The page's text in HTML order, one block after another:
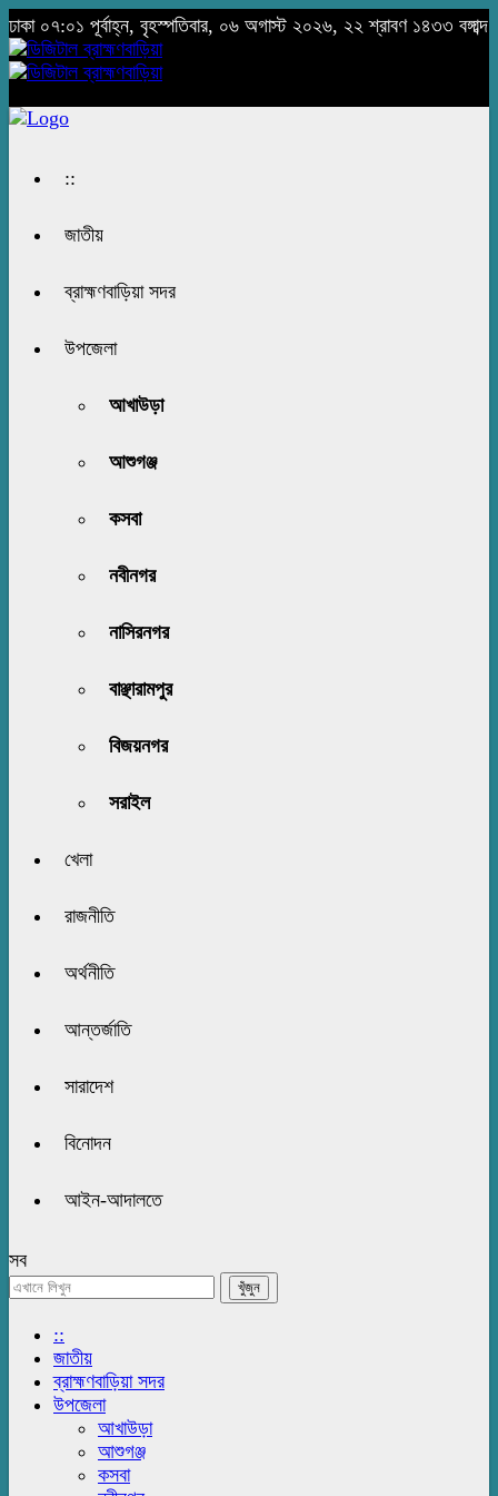
ঢাকা ০৭:০১ পূর্বাহ্ন, বৃহস্পতিবার, ০৬ অগাস্ট ২০২৬, ২২ শ্রাবণ ১৪৩৩ বঙ্গাব্দ
::
জাতীয়
ব্রাহ্মণবাড়িয়া সদর
উপজেলা
আখাউড়া
আশুগঞ্জ
কসবা
নবীনগর
নাসিরনগর
বাঞ্ছারামপুর
বিজয়নগর
সরাইল
খেলা
রাজনীতি
অর্থনীতি
আন্তর্জাতি
সারাদেশ
বিনোদন
আইন-আদালতে
সব
::
জাতীয়
ব্রাহ্মণবাড়িয়া সদর
উপজেলা
আখাউড়া
আশুগঞ্জ
কসবা